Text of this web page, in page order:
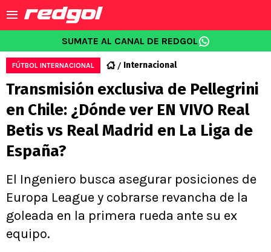
SUMATE AL CANAL DE REDGOL
FÚTBOL INTERNACIONAL Internacional
Transmisión exclusiva de Pellegrini
en Chile: ¿Dónde ver EN VIVO Real
Betis vs Real Madrid en La Liga de
España?
El Ingeniero busca asegurar posiciones de
Europa League y cobrarse revancha de la
goleada en la primera rueda ante su ex
equipo.